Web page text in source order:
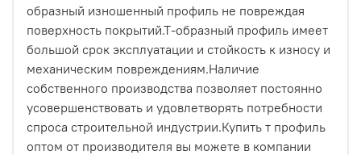
образный изношенный профиль не повреждая
поверхность покрытий.Т-образный профиль имеет
большой срок эксплуатации и стойкость к износу и
механическим повреждениям.Наличие
собственного производства позволяет постоянно
усовершенствовать и удовлетворять потребности
спроса строительной индустрии.Купить т профиль
оптом от производителя вы можете в компании